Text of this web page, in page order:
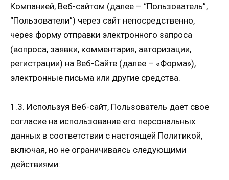
Компанией, Веб-сайтом (далее – “Пользователь”,
“Пользователи”) через сайт непосредственно,
через форму отправки электронного запроса
(вопроса, заявки, комментария, авторизации,
регистрации) на Веб-Сайте (далее – «Форма»),
электронные письма или другие средства.
1.3. Используя Веб-сайт, Пользователь дает свое
согласие на использование его персональных
данных в соответствии с настоящей Политикой,
включая, но не ограничиваясь следующими
действиями: